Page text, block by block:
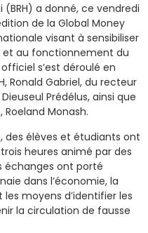
(BRH) a donné, ce vendredi
de la Global Money
visant à sensibiliser
et au fonctionnement du
s’est déroulé en
Ronald Gabriel, du recteur
Dieuseul Prédélus, ainsi que
Roeland Monash.
des élèves et étudiants ont
heures animé par des
échanges ont porté
dans l’économie, la
moyens d’identifier les
la circulation de fausse